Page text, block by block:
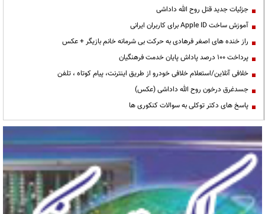
جزئیات جدید قتل روح الله داداشی
آموزش ساخت Apple ID برای کاربران ایرانی
راز خنده های اصغر فرهادی به حرکت بی شرمانه خانم بازیگر + عکس
پرداخت ۱۰۰ درصد پاداش پایان خدمت فرهنگیان
خلافی آنلاین/استعلام خلافی خودرو از طریق اینترنت، پیام کوتاه ، تلفن
جسدغرق درخون روح الله داداشی (عکس)
پاسخ های دکتر توکلی به سوالات کنکوری ها